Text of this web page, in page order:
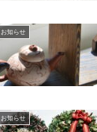
お知らせ
お知らせ